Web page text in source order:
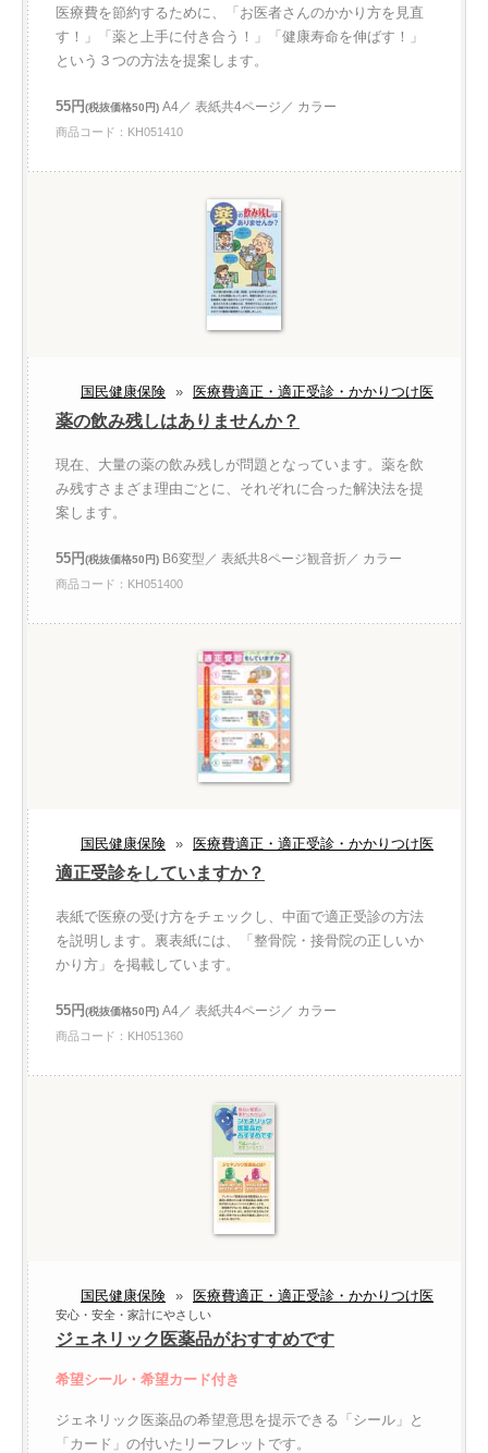
医療費を節約するために、「お医者さんのかかり方を見直
す！」「薬と上手に付き合う！」「健康寿命を伸ばす！」
という３つの方法を提案します。
55円(税抜価格50円) A4／ 表紙共4ページ／ カラー
商品コード：KH051410
国民健康保険 » 医療費適正・適正受診・かかりつけ医
薬の飲み残しはありませんか？
現在、大量の薬の飲み残しが問題となっています。薬を飲
み残すさまざま理由ごとに、それぞれに合った解決法を提
案します。
55円(税抜価格50円) B6変型／ 表紙共8ページ観音折／ カラー
商品コード：KH051400
国民健康保険 » 医療費適正・適正受診・かかりつけ医
適正受診をしていますか？
表紙で医療の受け方をチェックし、中面で適正受診の方法
を説明します。裏表紙には、「整骨院・接骨院の正しいか
かり方」を掲載しています。
55円(税抜価格50円) A4／ 表紙共4ページ／ カラー
商品コード：KH051360
国民健康保険 » 医療費適正・適正受診・かかりつけ医
安心・安全・家計にやさしい
ジェネリック医薬品がおすすめです
希望シール・希望カード付き
ジェネリック医薬品の希望意思を提示できる「シール」と
「カード」の付いたリーフレットです。